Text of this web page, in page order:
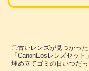
〇古いレンズが見つかっ
「CanonEosレンズセッ
埋め立てゴミの日いつだ